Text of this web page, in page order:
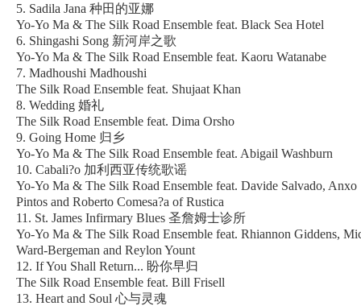
5. Sadila Jana 种田的亚娜
Yo-Yo Ma & The Silk Road Ensemble feat. Black Sea Hotel
6. Shingashi Song 新河岸之歌
Yo-Yo Ma & The Silk Road Ensemble feat. Kaoru Watanabe
7. Madhoushi Madhoushi
The Silk Road Ensemble feat. Shujaat Khan
8. Wedding 婚礼
The Silk Road Ensemble feat. Dima Orsho
9. Going Home 归乡
Yo-Yo Ma & The Silk Road Ensemble feat. Abigail Washburn
10. Cabali?o 加利西亚传统歌谣
Yo-Yo Ma & The Silk Road Ensemble feat. Davide Salvado, Anxo
Pintos and Roberto Comesa?a of Rustica
11. St. James Infirmary Blues 圣詹姆士诊所
Yo-Yo Ma & The Silk Road Ensemble feat. Rhiannon Giddens,
Ward-Bergeman and Reylon Yount
12. If You Shall Return... 盼你早归
The Silk Road Ensemble feat. Bill Frisell
13. Heart and Soul 心与灵魂